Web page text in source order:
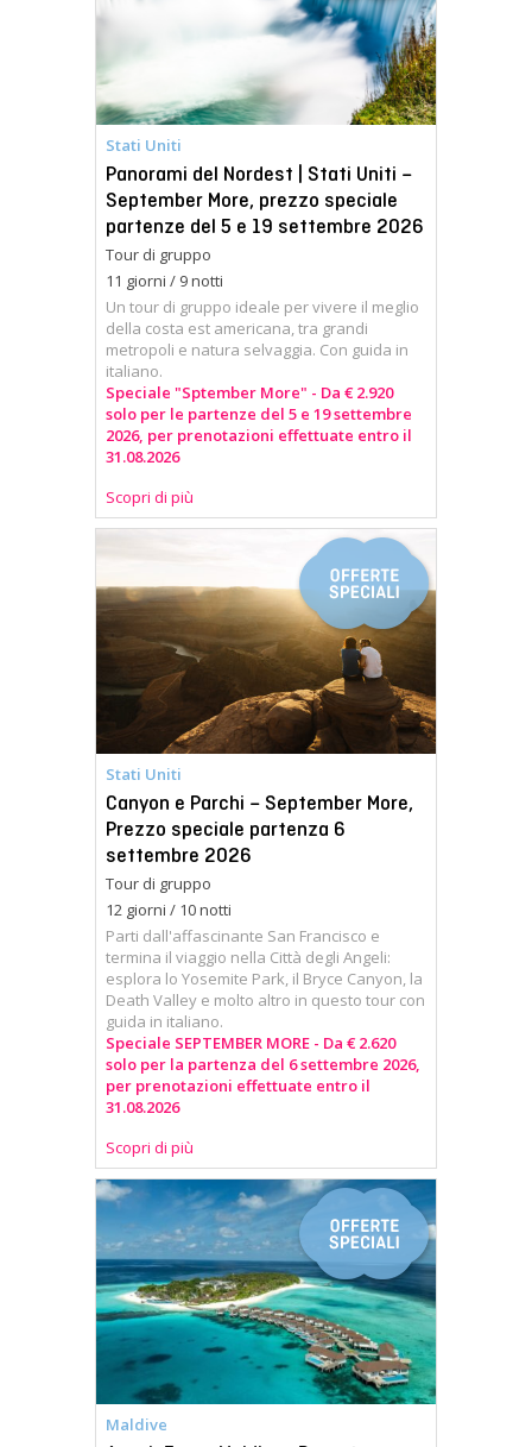
Stati Uniti
Panorami del Nordest | Stati Uniti –
September More, prezzo speciale
partenze del 5 e 19 settembre 2026
Tour di gruppo
11 giorni / 9 notti
Un tour di gruppo ideale per vivere il meglio
della costa est americana, tra grandi
metropoli e natura selvaggia. Con guida in
italiano.
Speciale "Sptember More" - Da € 2.920
solo per le partenze del 5 e 19 settembre
2026, per prenotazioni effettuate entro il
31.08.2026
Scopri di più
Stati Uniti
Canyon e Parchi – September More,
Prezzo speciale partenza 6
settembre 2026
Tour di gruppo
12 giorni / 10 notti
Parti dall'affascinante San Francisco e
termina il viaggio nella Città degli Angeli:
esplora lo Yosemite Park, il Bryce Canyon, la
Death Valley e molto altro in questo tour con
guida in italiano.
Speciale SEPTEMBER MORE - Da € 2.620
solo per la partenza del 6 settembre 2026,
per prenotazioni effettuate entro il
31.08.2026
Scopri di più
Maldive